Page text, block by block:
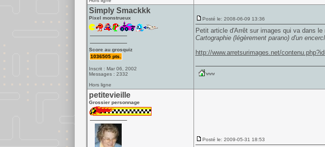
Simply Smackkk
Pixel monstrueux
Score au grosquiz
1036505 pts.
Inscrit : Mar 06, 2002
Messages : 2332
Hors ligne
Posté le: 2008-06-09 13:36
Petit article d'Arrêt sur images qui va dans le
Cartographie (légèrement parano) d'un
http://www.arretsurimages.net/
petitevieille
Grossier personnage
Posté le: 2009-05-31 18:53